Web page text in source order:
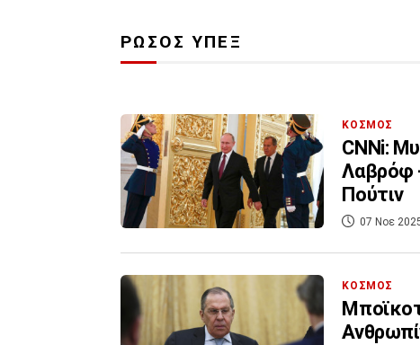
ΡΩΣΟΣ ΥΠΕΞ
ΚΟΣΜΟΣ
CNNi:
Λαβρόφ
Πούτιν
07 Νοε
ΚΟΣΜΟΣ